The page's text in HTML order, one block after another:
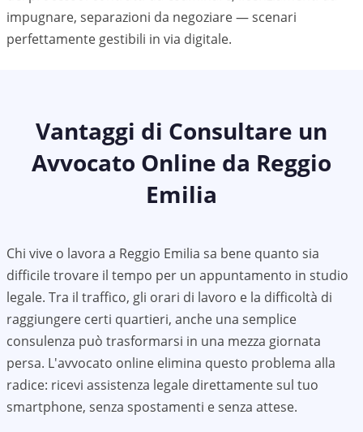
impugnare, separazioni da negoziare — scenari
perfettamente gestibili in via digitale.
Vantaggi di Consultare un
Avvocato Online da Reggio
Emilia
Chi vive o lavora a Reggio Emilia sa bene quanto sia
difficile trovare il tempo per un appuntamento in studio
legale. Tra il traffico, gli orari di lavoro e la difficoltà di
raggiungere certi quartieri, anche una semplice
consulenza può trasformarsi in una mezza giornata
persa. L'avvocato online elimina questo problema alla
radice: ricevi assistenza legale direttamente sul tuo
smartphone, senza spostamenti e senza attese.